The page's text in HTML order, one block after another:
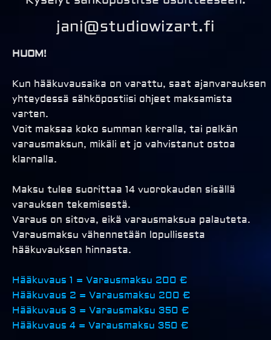
jani@studiowizart.fi
HUOM!
Kun hääkuvausaika on varattu, saat ajanvarauksen
yhteydessä sähköpostiisi ohjeet maksamista
varten.
Voit maksaa koko summan kerralla, tai pelkän
varausmaksun, mikäli et jo vahvistanut ostoa
klarnalla.
Maksu tulee suorittaa 14 vuorokauden sisällä
varauksen tekemisestä.
Varaus on sitova, eikä varausmaksua palauteta.
Varausmaksu vähennetään lopullisesta
hääkuvauksen hinnasta.
Hääkuvaus 1 = Varausmaksu 200 €
Hääkuvaus 2 = Varausmaksu 200 €
Hääkuvaus 3 = Varausmaksu 350 €
Hääkuvaus 4 = Varausmaksu 350 €